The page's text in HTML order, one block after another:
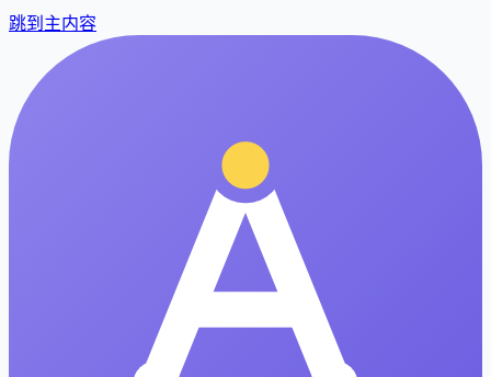
跳到主内容